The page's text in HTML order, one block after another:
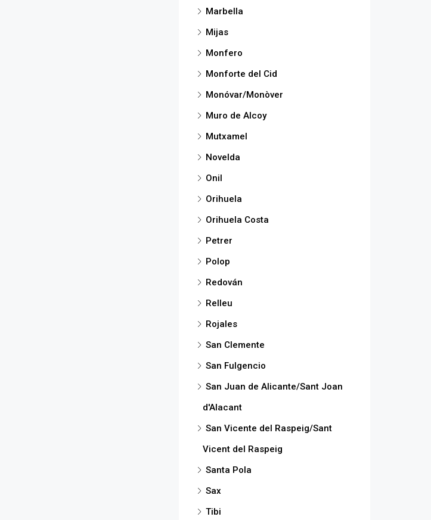
Marbella
Mijas
Monfero
Monforte del Cid
Monóvar/Monòver
Muro de Alcoy
Mutxamel
Novelda
Onil
Orihuela
Orihuela Costa
Petrer
Polop
Redován
Relleu
Rojales
San Clemente
San Fulgencio
San Juan de Alicante/Sant Joan
d'Alacant
San Vicente del Raspeig/Sant
Vicent del Raspeig
Santa Pola
Sax
Tibi